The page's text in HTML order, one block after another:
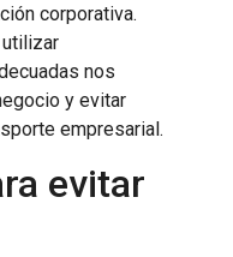
corporativa.
nos
y evitar
empresarial.
evitar